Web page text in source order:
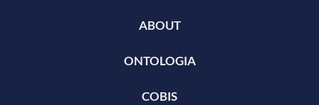
ABOUT
ONTOLOGIA
COBIS